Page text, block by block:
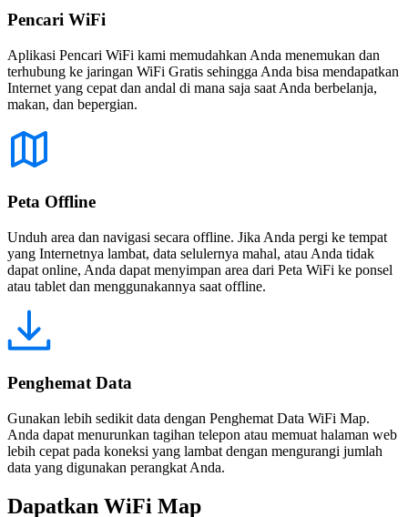
Pencari WiFi
Aplikasi Pencari WiFi kami memudahkan Anda menemukan dan
terhubung ke jaringan WiFi Gratis sehingga Anda bisa mendapatkan
Internet yang cepat dan andal di mana saja saat Anda berbelanja,
makan, dan bepergian.
Peta Offline
Unduh area dan navigasi secara offline. Jika Anda pergi ke tempat
yang Internetnya lambat, data selulernya mahal, atau Anda tidak
dapat online, Anda dapat menyimpan area dari Peta WiFi ke ponsel
atau tablet dan menggunakannya saat offline.
Penghemat Data
Gunakan lebih sedikit data dengan Penghemat Data WiFi Map.
Anda dapat menurunkan tagihan telepon atau memuat halaman web
lebih cepat pada koneksi yang lambat dengan mengurangi jumlah
data yang digunakan perangkat Anda.
Dapatkan WiFi Map